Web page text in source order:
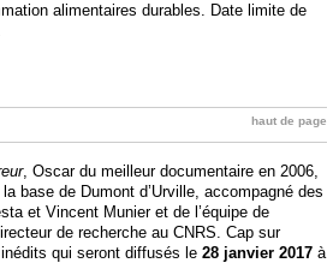
alimentaires durables. Date limite de
haut de page
, Oscar du meilleur documentaire en 2006,
base de Dumont d’Urville, accompagné des
et Vincent Munier et de l’équipe de
de recherche au CNRS. Cap sur
qui seront diffusés le 28 janvier 2017 à